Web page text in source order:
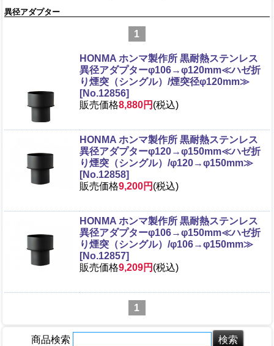
異径アダプター
1
HONMA ホンマ製作所 黒耐熱ステンレス
異径アダプターφ106→φ120mm≪ハゼ折
り煙突（シングル）/煙突径φ120mm≫
[No.12856]
販売価格8,880円 (税込)
HONMA ホンマ製作所 黒耐熱ステンレス
異径アダプターφ120→φ150mm≪ハゼ折
り煙突（シングル）/φ120→φ150mm≫
[No.12858]
販売価格9,200円 (税込)
HONMA ホンマ製作所 黒耐熱ステンレス
異径アダプターφ106→φ150mm≪ハゼ折
り煙突（シングル）/φ106→φ150mm≫
[No.12857]
販売価格9,209円 (税込)
1
商品検索